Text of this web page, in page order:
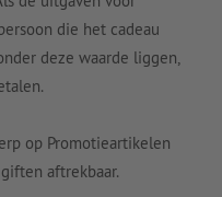
die het cadeau
deze waarde liggen,
op Promotieartikelen
aftrekbaar.